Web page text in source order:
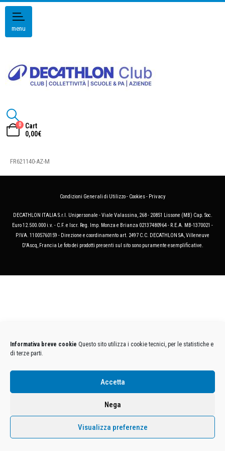
Informativa breve cookie Questo sito utilizza i cookie tecnici, per le statistiche e
di terze parti.
Accetta
Nega
Visualizza preferenze
menu
0
Cart
0,00€
FR621140-AZ-M
Condizioni Generali di Utilizzo- Cookies- Privacy
DECATHLON ITALIA S.r.l. Unipersonale - Viale Valassina, 268 - 20851 Lissone (MB) Cap. Soc.
Euro 12.500.000 i.v. - C.F. e Iscr. Reg. Imp. Monza e Brianza 02137480964 - R.E.A. MB-1370021 -
P.IVA. 11005760159 - Direzione e coordinamento art. 2497 C.C. DECATHLON SA, Villeneuve
D'Ascq, Francia Le foto dei prodotti presenti sul sito sono puramente esemplificative.